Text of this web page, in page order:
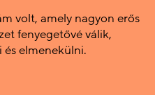
volt, amely nagyon erős
fenyegetővé válik,
elmenekülni.